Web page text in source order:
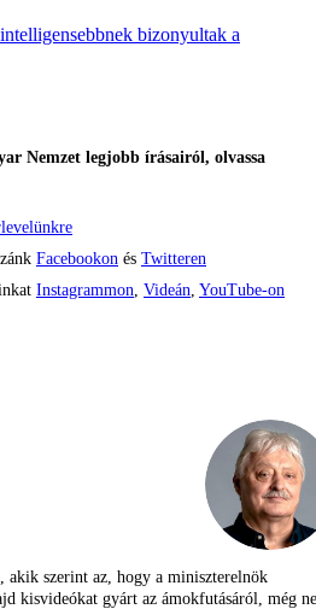
bizonyultak a
Nemzet legjobb írásairól, olvassa
Facebookon és Twitteren
Instagrammon Videán YouTube-on
szerint az, hogy a miniszterelnök
kisvideókat gyárt az ámokfutásáról, még